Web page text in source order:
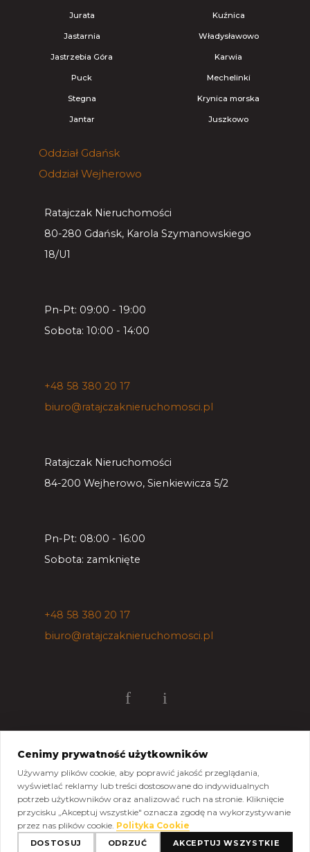
Jurata Kuźnica
Jastarnia Władysławowo
Jastrzebia Góra Karwia
Puck Mechelinki
Stegna Krynica morska
Jantar Juszkowo
Oddział Gdańsk
Oddział Wejherowo
Ratajczak Nieruchomości
80-280 Gdańsk, Karola Szymanowskiego
18/U1
Pn-Pt: 09:00 - 19:00
Sobota: 10:00 - 14:00
+48 58 380 20 17
biuro@ratajczaknieruchomosci.pl
Ratajczak Nieruchomości
84-200 Wejherowo, Sienkiewicza 5/2
Pn-Pt: 08:00 - 16:00
Sobota: zamknięte
+48 58 380 20 17
biuro@ratajczaknieruchomosci.pl
Polityka cookies Kontakt
Copyright © 2026 Ratajczak Nieruchomości All Rights
Reserved, Powered byoplixo.eu
Cenimy prywatność użytkowników
Używamy plików cookie, aby poprawić jakość przeglądania,
wyświetlać reklamy lub treści dostosowane do indywidualnych
potrzeb użytkowników oraz analizować ruch na stronie. Kliknięcie
przycisku „Akceptuj wszystkie" oznacza zgodę na wykorzystywanie
przez nas plików cookie. Polityka Cookie
DOSTOSUJ ODRZUĆ AKCEPTUJ WSZYSTKIE